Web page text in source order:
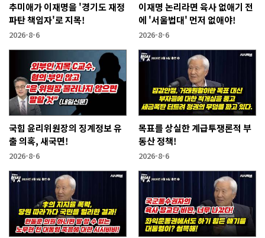
추미애가 이재명을 '경기도 재정
파탄 책임자'로 지목!
2026-8-6
이재명 논리라면 육사 없애기 전
에 '서울법대' 먼저 없애야!
2026-8-6
국힘 윤리위원장의 징계정보 유
출 의혹, 새국면!
2026-8-6
목표를 상실한 계급투쟁론적 부
동산 정책!
2026-8-6